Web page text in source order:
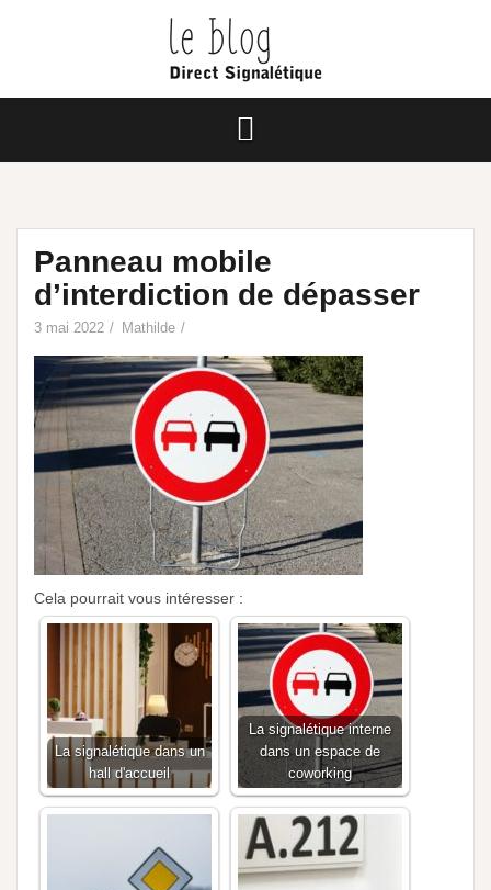
Panneau mobile
d’interdiction de dépasser
3 mai 2022 Mathilde
Cela pourrait vous intéresser :
La signalétique dans un
hall d'accueil
La signalétique interne
dans un espace de
coworking